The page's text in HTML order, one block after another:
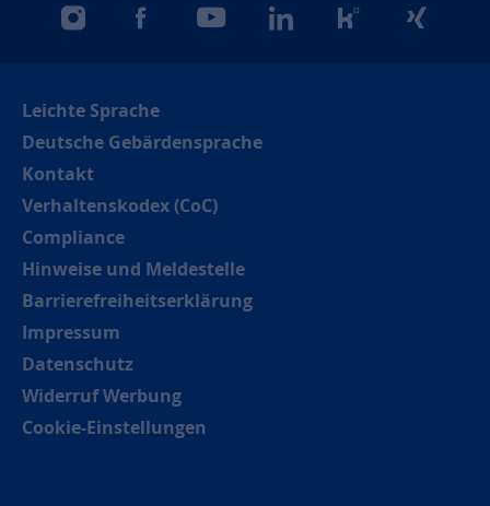
instagramfacebookyoutubelinkedinkununuxing
Leichte Sprache
Deutsche Gebärdensprache
Kontakt
Verhaltenskodex (CoC)
Compliance
Hinweise und Meldestelle
Barrierefreiheitserklärung
Impressum
Datenschutz
Widerruf Werbung
Cookie-Einstellungen